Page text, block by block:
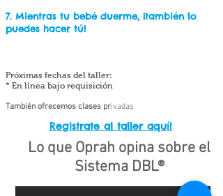
7. Mientras tu bebé duerme, ¡también lo
puedes hacer tú!
Próximas fechas del taller:
* En línea bajo requisición
También ofrecemos clases pr​ivadas
Registrate al taller aquí!
Lo que Oprah opina sobre el
Sistema DBL®